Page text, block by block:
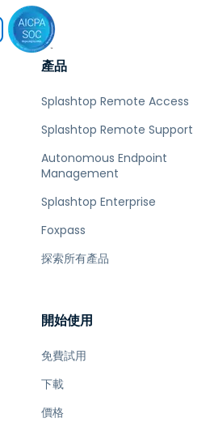
產品
Splashtop Remote Access
Splashtop Remote Support
Autonomous Endpoint
Management
Splashtop Enterprise
Foxpass
探索所有產品
開始使用
免費試用
下載
價格